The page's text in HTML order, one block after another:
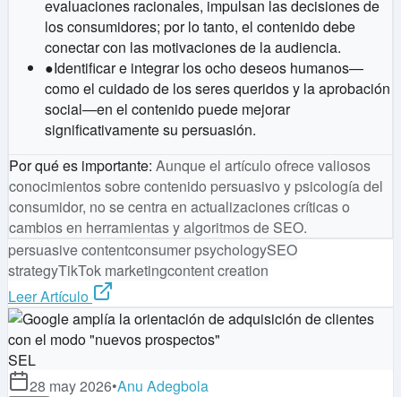
evaluaciones racionales, impulsan las decisiones de
los consumidores; por lo tanto, el contenido debe
conectar con las motivaciones de la audiencia.
●Identificar e integrar los ocho deseos humanos—
como el cuidado de los seres queridos y la aprobación
social—en el contenido puede mejorar
significativamente su persuasión.
Por qué es importante: Aunque el artículo ofrece valiosos
conocimientos sobre contenido persuasivo y psicología del
consumidor, no se centra en actualizaciones críticas o
cambios en herramientas y algoritmos de SEO.
persuasive contentconsumer psychologySEO
strategyTikTok marketingcontent creation
Leer Artículo
SEL
28 may 2026•Anu Adegbola